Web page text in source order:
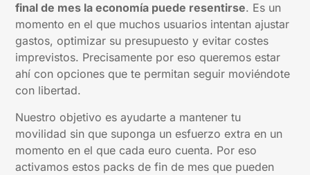
final de mes la economía puede resentirse. Es un
momento en el que muchos usuarios intentan ajustar
gastos, optimizar su presupuesto y evitar costes
imprevistos. Precisamente por eso queremos estar
ahí con opciones que te permitan seguir moviéndote
con libertad.
Nuestro objetivo es ayudarte a mantener tu
movilidad sin que suponga un esfuerzo extra en un
momento en el que cada euro cuenta. Por eso
activamos estos packs de fin de mes que pueden